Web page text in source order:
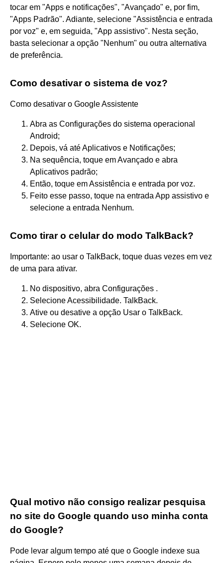
tocar em "Apps e notificações", "Avançado" e, por fim,
"Apps Padrão". Adiante, selecione "Assistência e entrada
por voz" e, em seguida, "App assistivo". Nesta seção,
basta selecionar a opção "Nenhum" ou outra alternativa
de preferência.
Como desativar o sistema de voz?
Como desativar o Google Assistente
Abra as Configurações do sistema operacional
Android;
Depois, vá até Aplicativos e Notificações;
Na sequência, toque em Avançado e abra
Aplicativos padrão;
Então, toque em Assistência e entrada por voz.
Feito esse passo, toque na entrada App assistivo e
selecione a entrada Nenhum.
Como tirar o celular do modo TalkBack?
Importante: ao usar o TalkBack, toque duas vezes em vez
de uma para ativar.
No dispositivo, abra Configurações .
Selecione Acessibilidade. TalkBack.
Ative ou desative a opção Usar o TalkBack.
Selecione OK.
Qual motivo não consigo realizar pesquisa
no site do Google quando uso minha conta
do Google?
Pode levar algum tempo até que o Google indexe sua